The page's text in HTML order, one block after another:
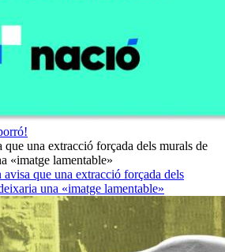
que una extracció forçada dels
una «imatge lamentable»